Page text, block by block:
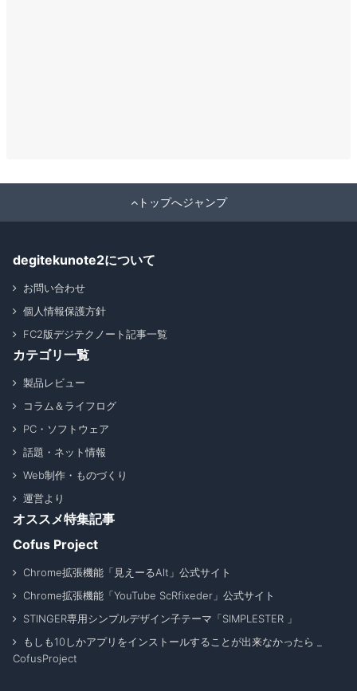
トップへジャンプ
degitekunote2について
お問い合わせ
個人情報保護方針
FC2版デジテクノート記事一覧
カテゴリ一覧
製品レビュー
コラム＆ライフログ
PC・ソフトウェア
話題・ネット情報
Web制作・ものづくり
運営より
オススメ特集記事
Cofus Project
Chrome拡張機能「見えーるAlt」公式サイト
Chrome拡張機能「YouTube ScRfixeder」公式サイト
STINGER専用シンプルデザイン子テーマ「SIMPLESTER 」
もしも10しかアプリをインストールすることが出来なかったら _
CofusProject